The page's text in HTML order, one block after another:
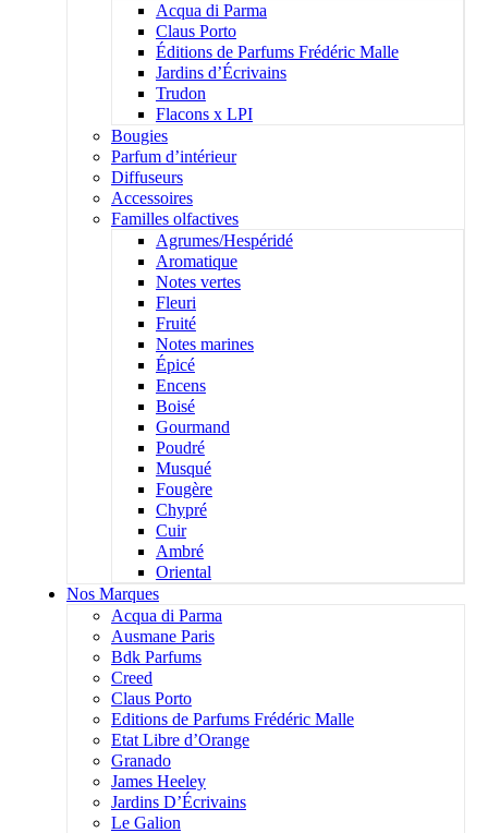
Acqua di Parma
Claus Porto
Éditions de Parfums Frédéric Malle
Jardins d’Écrivains
Trudon
Flacons x LPI
Bougies
Parfum d’intérieur
Diffuseurs
Accessoires
Familles olfactives
Agrumes/Hespéridé
Aromatique
Notes vertes
Fleuri
Fruité
Notes marines
Épicé
Encens
Boisé
Gourmand
Poudré
Musqué
Fougère
Chypré
Cuir
Ambré
Oriental
Nos Marques
Acqua di Parma
Ausmane Paris
Bdk Parfums
Creed
Claus Porto
Editions de Parfums Frédéric Malle
Etat Libre d’Orange
Granado
James Heeley
Jardins D’Écrivains
Le Galion